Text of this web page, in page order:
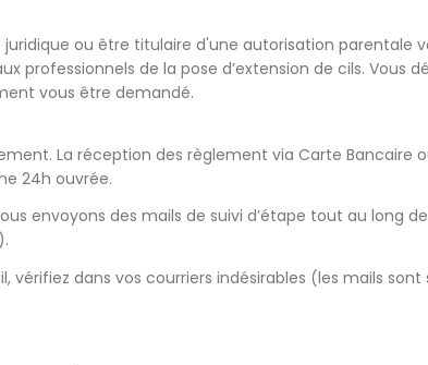
ou être titulaire d'une autorisation
professionnels de la pose d’extension de cils.
vous être demandé.
La réception des règlement via Carte Bancaire
24h ouvrée.
envoyons des mails de suivi d’étape tout au long
dans vos courriers indésirables (les mails